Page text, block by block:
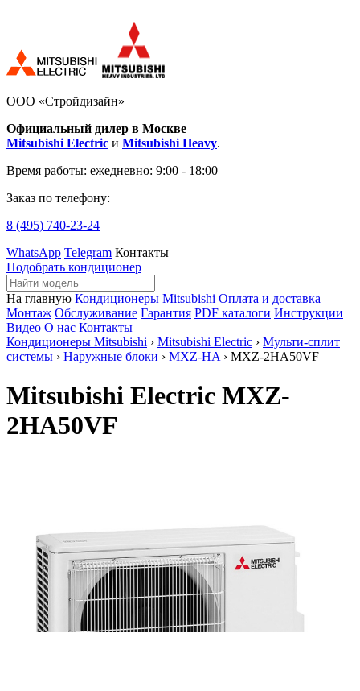
ООО «Стройдизайн»
Официальный дилер в Москве
Mitsubishi Electric и Mitsubishi Heavy.
Время работы: ежедневно: 9:00 - 18:00
Заказ по телефону:
8 (495) 740-23-24
WhatsApp Telegram Контакты
Подобрать кондиционер
На главную Кондиционеры Mitsubishi Оплата и доставка
Монтаж Обслуживание Гарантия PDF каталоги Инструкции
Видео О нас Контакты
Кондиционеры Mitsubishi › Mitsubishi Electric › Мульти-сплит
системы › Наружные блоки › MXZ-HA › MXZ-2HA50VF
Mitsubishi Electric MXZ-
2HA50VF